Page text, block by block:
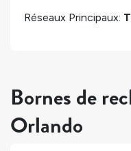
Réseaux Principaux:
Bornes de
Orlando